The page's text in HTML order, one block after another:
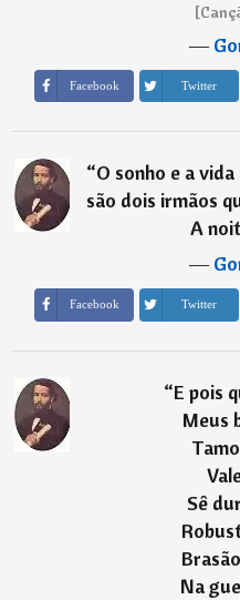
―
Facebook Twitter
“O sonho e a
são dois irmãos
A
―
Facebook Twitter
“E pois
Meus
Sê
Na